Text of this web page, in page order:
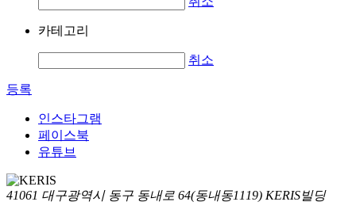
카테고리
취소
등록
인스타그램
페이스북
유튜브
41061 대구광역시 동구 동내로 64(동내동1119) KERIS빌딩